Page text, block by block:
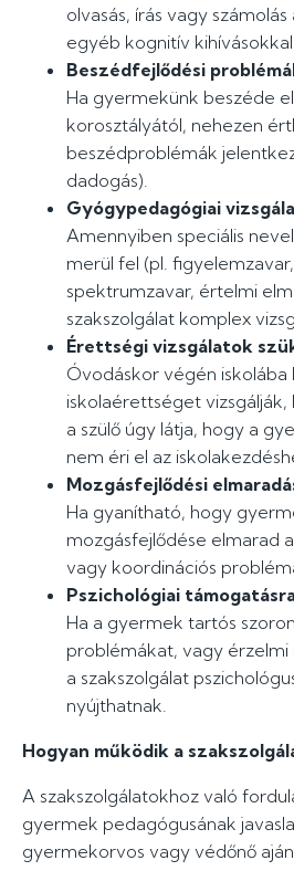
olvasás, írás vagy
egyéb kognitív
Beszédfejlődési
Ha gyermekünk beszéde
korosztályától, nehezen
beszédproblémák
dadogás).
Gyógypedagógiai
Amennyiben speciális
merül fel (pl.
spektrumzavar, értelmi
szakszolgálat komplex
Érettségi vizsgálatok
Óvodáskor végén iskolába
iskolaérettséget
a szülő úgy látja, hogy a
nem éri el az
Mozgásfejlődési
Ha gyanítható, hogy
mozgásfejlődése elmarad
vagy koordinációs
Pszichológiai
Ha a gyermek tartós
problémákat, vagy
a szakszolgálat
nyújthatnak.
Hogyan működik a
A szakszolgálatokhoz való
gyermek pedagógusának
gyermekorvos vagy védőnő